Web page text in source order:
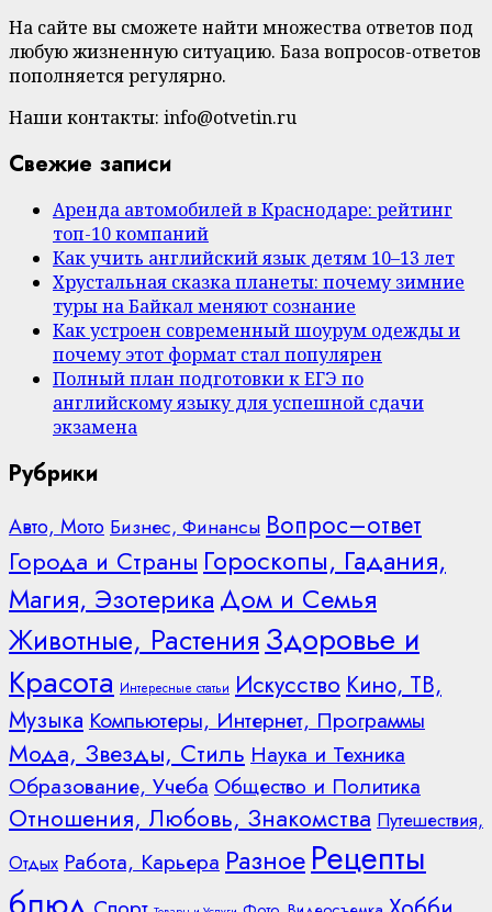
На сайте вы сможете найти множества ответов под
любую жизненную ситуацию. База вопросов-ответов
пополняется регулярно.
Наши контакты: info@otvetin.ru
Свежие записи
Аренда автомобилей в Краснодаре: рейтинг
топ-10 компаний
Как учить английский язык детям 10–13 лет
Хрустальная сказка планеты: почему зимние
туры на Байкал меняют сознание
Как устроен современный шоурум одежды и
почему этот формат стал популярен
Полный план подготовки к ЕГЭ по
английскому языку для успешной сдачи
экзамена
Рубрики
Авто, МотоБизнес, Финансы Вопрос–ответ
Города и Страны Гороскопы, Гадания,
Магия, Эзотерика Дом и Семья
Животные, Растения Здоровье и
Красота Интересные статьи Искусство Кино, ТВ,
Музыка Компьютеры, Интернет, Программы
Мода, Звезды, Стиль Наука и Техника
Образование, Учеба Общество и Политика
Отношения, Любовь, Знакомства Путешествия,
Отдых Работа, Карьера Разное Рецепты